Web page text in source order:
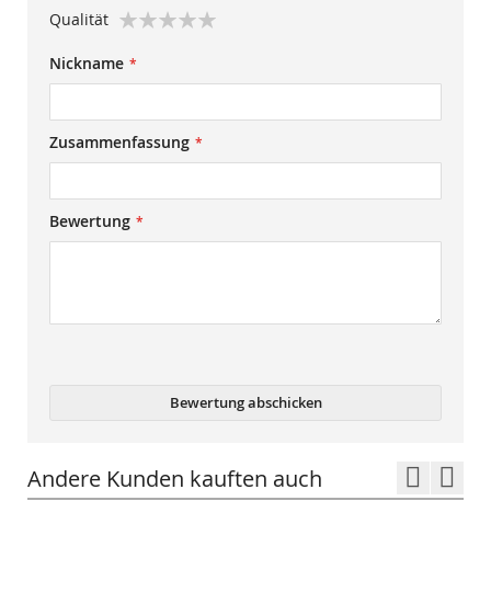
star
stars
stars
stars
stars
Qualität
star
stars
stars
stars
stars
Nickname
Zusammenfassung
Bewertung
Bewertung abschicken
Andere Kunden kauften auch